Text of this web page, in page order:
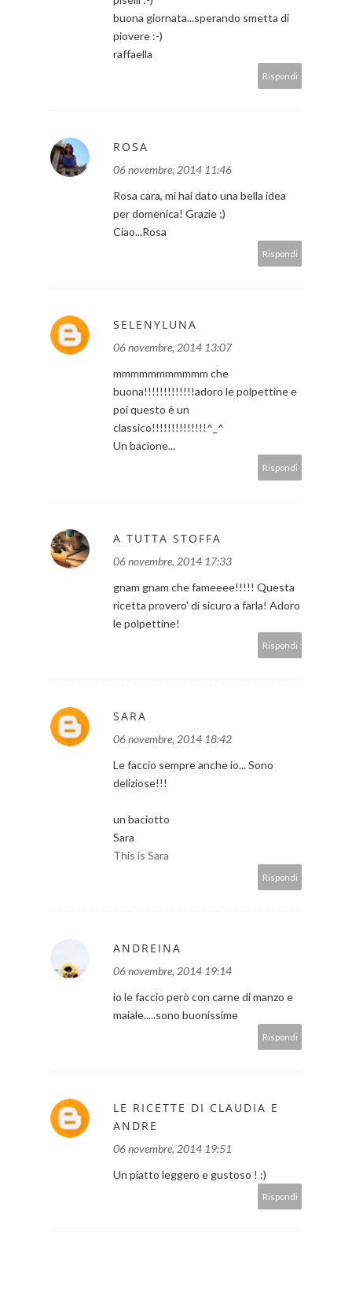
buona giornata...sperando smetta di
piovere :-)
raffaella
Rispondi
ROSA
06 novembre, 2014 11:46
Rosa cara, mi hai dato una bella idea
per domenica! Grazie ;)
Ciao...Rosa
Rispondi
SELENYLUNA
06 novembre, 2014 13:07
mmmmmmmmmmm che
buona!!!!!!!!!!!!!adoro le polpettine e
poi questo è un
classico!!!!!!!!!!!!!!^_^
Un bacione...
Rispondi
A TUTTA STOFFA
06 novembre, 2014 17:33
gnam gnam che fameeee!!!!! Questa
ricetta provero' di sicuro a farla! Adoro
le polpettine!
Rispondi
SARA
06 novembre, 2014 18:42
Le faccio sempre anche io... Sono
deliziose!!!
un baciotto
Sara
This is Sara
Rispondi
ANDREINA
06 novembre, 2014 19:14
io le faccio però con carne di manzo e
maiale.....sono buonissime
Rispondi
LE RICETTE DI CLAUDIA E
ANDRE
06 novembre, 2014 19:51
Un piatto leggero e gustoso ! :)
Rispondi